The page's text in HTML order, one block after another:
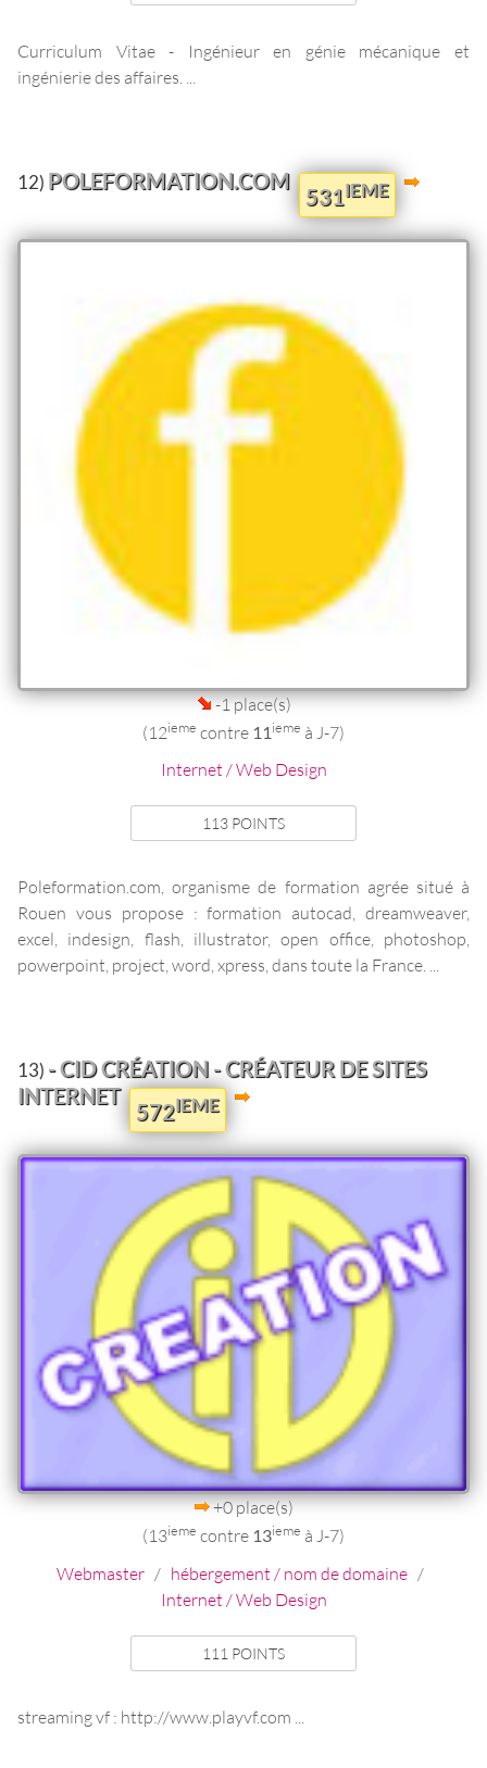
Curriculum Vitae - Ingénieur en génie mécanique et
ingénierie des affaires. ...
12) POLEFORMATION.COM
531IEME
-1 place(s)
(12ieme contre 11ieme à J-7)
Internet / Web Design
113 POINTS
Poleformation.com, organisme de formation agrée situé à
Rouen vous propose : formation autocad, dreamweaver,
excel, indesign, flash, illustrator, open office, photoshop,
powerpoint, project, word, xpress, dans toute la France. ...
13) - CID CRÉATION - CRÉATEUR DE SITES
INTERNET
572IEME
+0 place(s)
(13ieme contre 13ieme à J-7)
Webmaster / hébergement / nom de domaine /
Internet / Web Design
111 POINTS
streaming vf : http://www.playvf.com ...